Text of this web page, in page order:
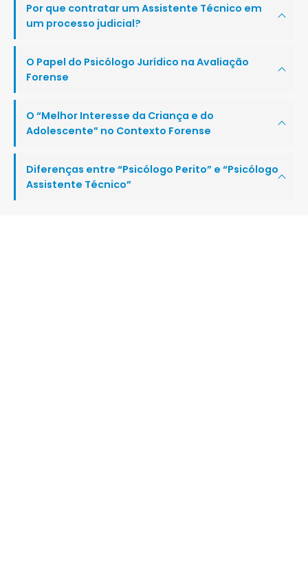
Por que contratar um Assistente Técnico em
um processo judicial?
O Papel do Psicólogo Jurídico na Avaliação
Forense
O “Melhor Interesse da Criança e do
Adolescente” no Contexto Forense
Diferenças entre “Psicólogo Perito” e “Psicólogo
Assistente Técnico”